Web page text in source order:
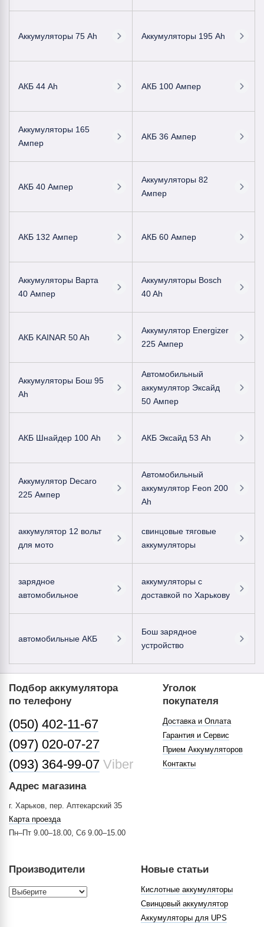
Аккумуляторы 75 Ah Аккумуляторы 195 Ah
АКБ 44 Ah АКБ 100 Ампер
Аккумуляторы 165
Ампер
АКБ 36 Ампер
АКБ 40 Ампер
Аккумуляторы 82
Ампер
АКБ 132 Ампер АКБ 60 Ампер
Аккумуляторы Варта
40 Ампер
Аккумуляторы Bosch
40 Ah
АКБ KAINAR 50 Ah
Аккумулятор Energizer
225 Ампер
Аккумуляторы Бош 95
Ah
Автомобильный
аккумулятор Эксайд
50 Ампер
АКБ Шнайдер 100 Ah АКБ Эксайд 53 Ah
Аккумулятор Decaro
225 Ампер
Автомобильный
аккумулятор Feon 200
Ah
аккумулятор 12 вольт
для мото
свинцовые тяговые
аккумуляторы
зарядное
автомобильное
аккумуляторы с
доставкой по Харькову
автомобильные АКБ
Бош зарядное
устройство
Подбор аккумулятора
по телефону
(050) 402-11-67
(097) 020-07-27
(093) 364-99-07 Viber
Адрес магазина
г. Харьков, пер. Аптекарский 35
Карта проезда
Пн–Пт 9.00–18.00, Сб 9.00–15.00
Уголок
покупателя
Доставка и Оплата
Гарантия и Сервис
Прием Аккумуляторов
Контакты
Производители Новые статьи
Кислотные аккумуляторы
Свинцовый аккумулятор
Аккумуляторы для UPS